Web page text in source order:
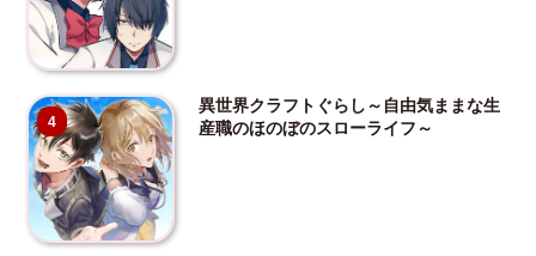
4
異世界クラフトぐらし～自由気ままな生
産職のほのぼのスローライフ～